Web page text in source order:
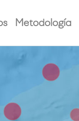
Metodología